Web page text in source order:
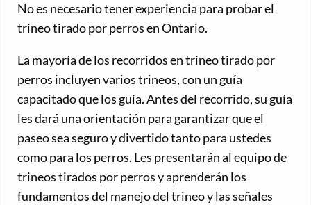
No es necesario tener experiencia para probar el
trineo tirado por perros en Ontario.
La mayoría de los recorridos en trineo tirado por
perros incluyen varios trineos, con un guía
capacitado que los guía. Antes del recorrido, su guía
les dará una orientación para garantizar que el
paseo sea seguro y divertido tanto para ustedes
como para los perros. Les presentarán al equipo de
trineos tirados por perros y aprenderán los
fundamentos del manejo del trineo y las señales